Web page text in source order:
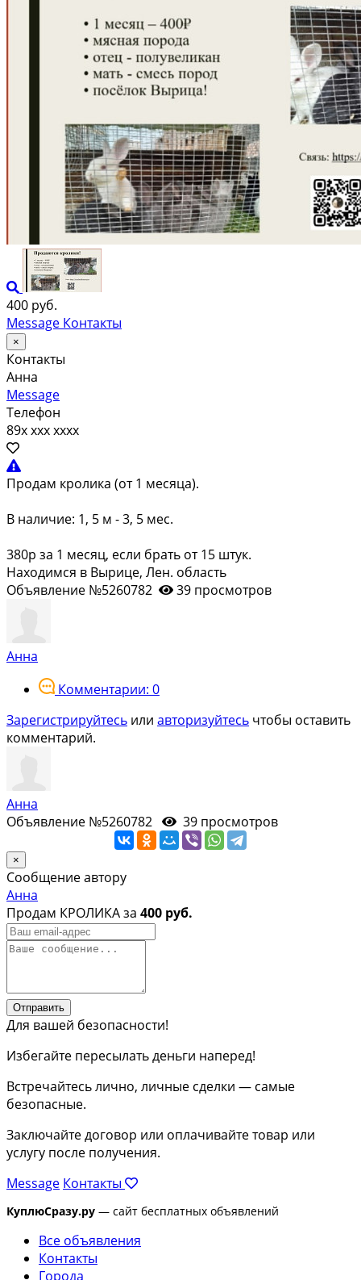
400 руб.
Message Контакты
×
Контакты
Анна
Message
Телефон
89x xxx xxxx
Продам кролика (от 1 месяца).
В наличие: 1, 5 м - 3, 5 мес.
380р за 1 месяц, если брать от 15 штук.
Находимся в Вырице, Лен. область
Объявление №5260782
39 просмотров
Анна
Комментарии: 0
Зарегистрируйтесь или авторизуйтесь чтобы оставить
комментарий.
Анна
Объявление №5260782
39 просмотров
×
Сообщение автору
Анна
Продам КРОЛИКА за 400 руб.
Отправить
Для вашей безопасности!
Избегайте пересылать деньги наперед!
Встречайтесь лично, личные сделки — самые
безопасные.
Заключайте договор или оплачивайте товар или
услугу после получения.
Message Контакты
КуплюСразу.ру — сайт бесплатных объявлений
Все объявления
Контакты
Города